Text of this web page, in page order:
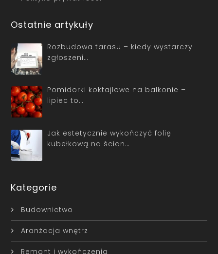
Ostatnie artykuły
Rozbudowa tarasu – kiedy wystarczy
zgłoszeni…
Pomidorki koktajlowe na balkonie –
lipiec to…
Jak estetycznie wykończyć folię
kubełkową na ścian…
Kategorie
Budownictwo
Aranżacja wnętrz
Remont i wykończenia